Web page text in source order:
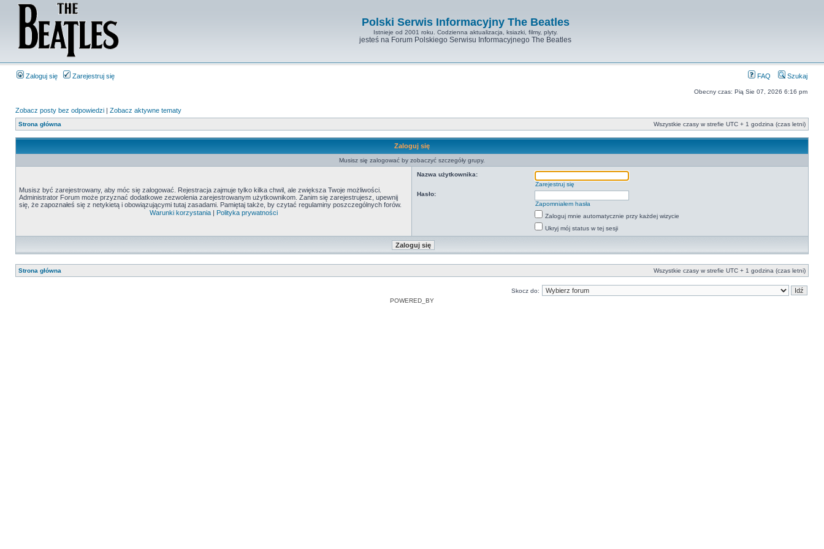
Polski Serwis Informacyjny The Beatles
Istnieje od 2001 roku. Codzienna aktualizacja, ksiazki, filmy, plyty.
jesteś na Forum Polskiego Serwisu Informacyjnego The Beatles
Zaloguj się Zarejestruj się FAQ Szukaj
Obecny czas: Pią Sie 07, 2026 6:16 pm
Zobacz posty bez odpowiedzi | Zobacz aktywne tematy
Strona główna Wszystkie czasy w strefie UTC + 1 godzina (czas letni)
Zaloguj się
Musisz się zalogować by zobaczyć szczegóły grupy.
Musisz być zarejestrowany, aby móc się zalogować. Rejestracja zajmuje tylko kilka chwil, ale zwiększa Twoje możliwości.
Administrator Forum może przyznać dodatkowe zezwolenia zarejestrowanym użytkownikom. Zanim się zarejestrujesz, upewnij
się, że zapoznałeś się z netykietą i obowiązującymi tutaj zasadami. Pamiętaj także, by czytać regulaminy poszczególnych forów.
Warunki korzystania | Polityka prywatności
Nazwa użytkownika:
Zarejestruj się
Hasło:
Zapomniałem hasła
Zaloguj mnie automatycznie przy każdej wizycie
Ukryj mój status w tej sesji
Strona główna Wszystkie czasy w strefie UTC + 1 godzina (czas letni)
Skocz do:
POWERED_BY